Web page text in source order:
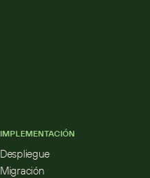
IMPLEMENTACIÓN
Despliegue
Migración